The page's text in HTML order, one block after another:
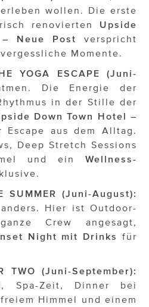
wollen. Die erste
renovierten Upside
Neue Post
verspricht
Momente.
YOGA ESCAPE (Juni-
Die Energie der
in der Stille der
Down Town Hotel –
Escape aus dem Alltag.
Deep Stretch Sessions
und ein Wellness-
SUMMER (Juni-August):
Hier ist Outdoor-
Crew angesagt,
Night mit Drinks
für
TWO (Juni-September):
Spa-Zeit, Dinner bei
Himmel und einem